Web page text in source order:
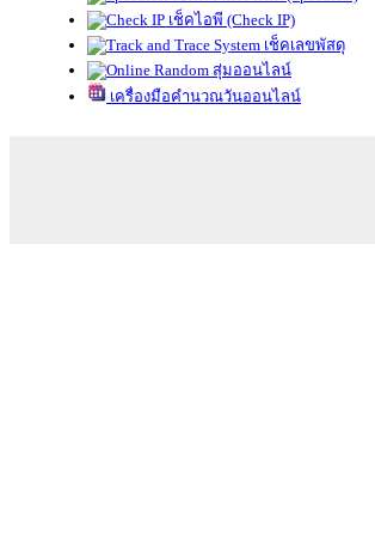
เช็คไอพี (Check IP)
เช็คเลขพัสดุ
สุ่มออนไลน์
เครื่องมือคำนวณวันออนไลน์